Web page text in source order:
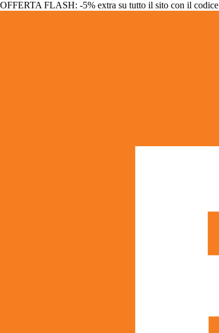
OFFERTA FLASH: -5% extra su tutto il sito con il codice